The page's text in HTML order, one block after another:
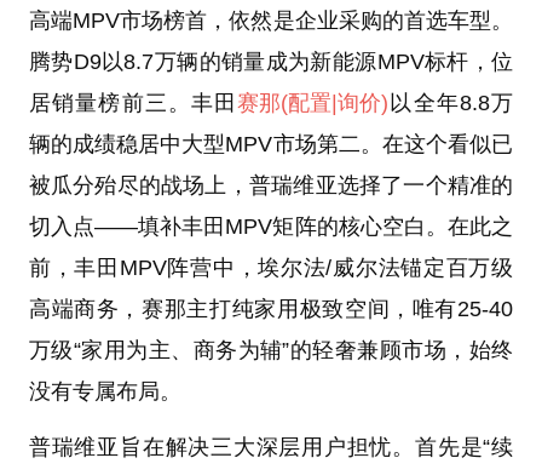
高端MPV市场榜首，依然是企业采购的首选车型。
腾势D9以8.7万辆的销量成为新能源MPV标杆，位
居销量榜前三。丰田赛那(配置 |询价)以全年8.8万
辆的成绩稳居中大型MPV市场第二。在这个看似已
被瓜分殆尽的战场上，普瑞维亚选择了一个精准的
切入点——填补丰田MPV矩阵的核心空白。在此之
前，丰田MPV阵营中，埃尔法/威尔法锚定百万级
高端商务，赛那主打纯家用极致空间，唯有25-40
万级“家用为主、商务为辅”的轻奢兼顾市场，始终
没有专属布局。
普瑞维亚旨在解决三大深层用户担忧。首先是“续